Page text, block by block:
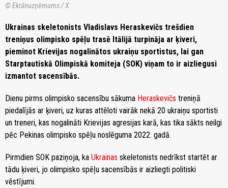
© Ekrānuzņēmums / X
Ukrainas skeletonists Vladislavs Heraskevičs trešdien
treniņus olimpisko spēļu trasē Itālijā turpināja ar ķiveri,
pieminot Krievijas nogalinātos ukraiņu sportistus, lai gan
Starptautiskā Olimpiskā komiteja (SOK) viņam to ir aizliegusi
izmantot sacensībās.
Dienu pirms olimpisko sacensību sākuma Heraskevičs treniņā
piedalījās ar ķiveri, uz kuras attēloti vairāk nekā 20 ukraiņu sportisti
un treneri, kas nogalināti Krievijas agresijas karā, kas tika sākts neilgi
pēc Pekinas olimpisko spēļu noslēguma 2022. gadā.
Pirmdien SOK paziņoja, ka Ukrainas skeletonists nedrīkst startēt ar
tādu ķiveri, jo olimpisko spēļu sacensībās ir aizliegti politiski
vēstījumi.